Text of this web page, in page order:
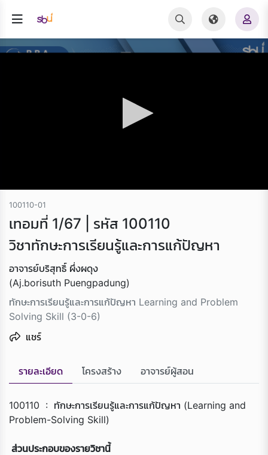
100110-01
เทอมที่ 1/67 | รหัส 100110
วิชาทักษะการเรียนรู้และการแก้ปัญหา
อาจารย์บริสุทธิ์ ผึ่งผดุง
(Aj.borisuth Puengpadung)
ทักษะการเรียนรู้และการแก้ปัญหา Learning and Problem
Solving Skill (3-0-6)
แชร์
รายละเอียด โครงสร้าง อาจารย์ผู้สอน
100110 : ทักษะการเรียนรู้และการแก้ปัญหา (Learning and
Problem-Solving Skill)
ส่วนประกอบของรายวิชานี้